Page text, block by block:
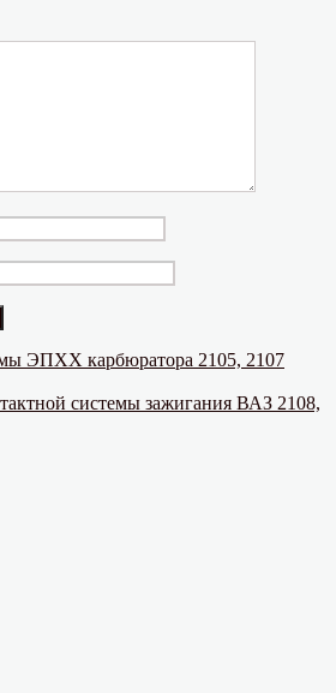
ЭПХХ карбюратора 2105, 2107
системы зажигания ВАЗ 2108,